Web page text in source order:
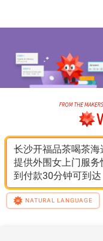
长沙开福品茶喝茶海
提供外围女上门服
到付款30分钟可到达
NATURAL LANGUAGE